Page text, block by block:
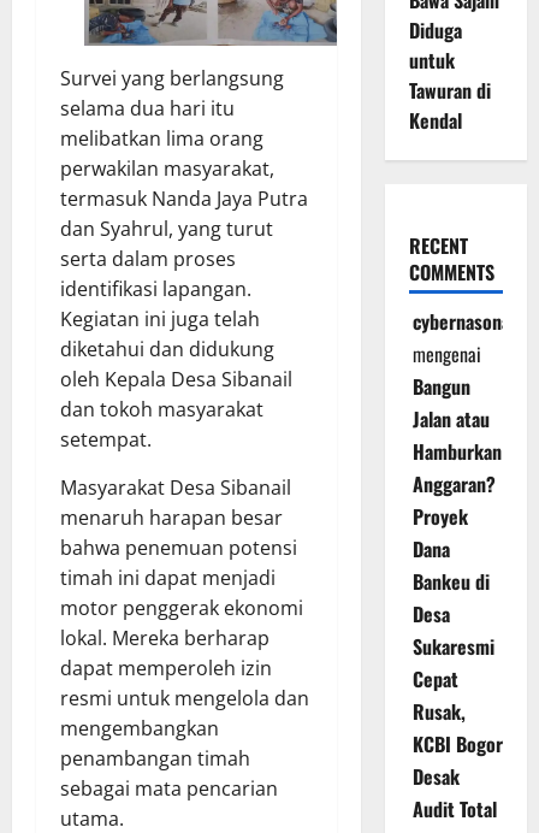
Survei yang berlangsung
selama dua hari itu
melibatkan lima orang
perwakilan masyarakat,
termasuk Nanda Jaya Putra
dan Syahrul, yang turut
serta dalam proses
identifikasi lapangan.
Kegiatan ini juga telah
diketahui dan didukung
oleh Kepala Desa Sibanail
dan tokoh masyarakat
setempat.
Masyarakat Desa Sibanail
menaruh harapan besar
bahwa penemuan potensi
timah ini dapat menjadi
motor penggerak ekonomi
lokal. Mereka berharap
dapat memperoleh izin
resmi untuk mengelola dan
mengembangkan
penambangan timah
sebagai mata pencarian
utama.
Diduga
untuk
Tawuran di
Kendal
RECENT
COMMENTS
cybernasonal
mengenai
Bangun
Jalan atau
Hamburkan
Anggaran?
Proyek
Dana
Bankeu di
Desa
Sukaresmi
Cepat
Rusak,
KCBI Bogor
Desak
Audit Total